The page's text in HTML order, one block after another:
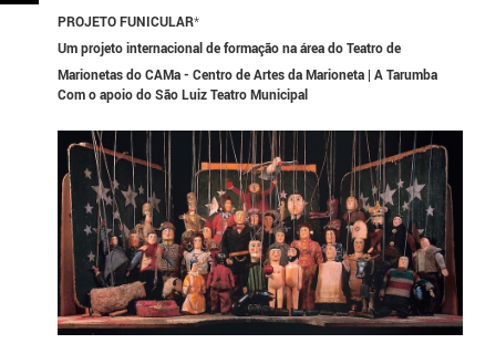
PROJETO FUNICULAR*
Um projeto internacional de formação na área do Teatro de
Marionetas do CAMa - Centro de Artes da Marioneta | A Tarumba
Com o apoio do São Luiz Teatro Municipal